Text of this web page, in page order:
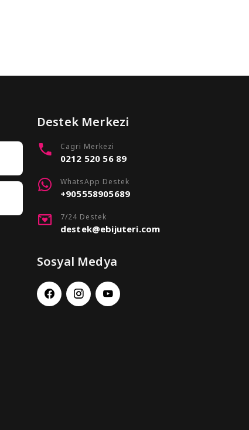
Destek Merkezi
Cagri Merkezi
0212 520 56 89
WhatsApp Destek
+905558905689
7/24 Destek
destek@ebijuteri.com
Sosyal Medya